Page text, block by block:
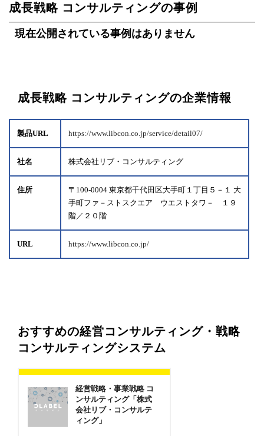
成長戦略 コンサルティングの事例
現在公開されている事例はありません
成長戦略 コンサルティングの企業情報
製品URL https://www.libcon.co.jp/service/detail07/
社名 株式会社リブ・コンサルティング
住所
〒100-0004 東京都千代田区大手町１丁目５－１ 大
手町ファ－ストスクエア ウエストタワ－ １９
階／２０階
URL https://www.libcon.co.jp/
おすすめの経営コンサルティング・戦略
コンサルティングシステム
経営戦略・事業戦略 コ
ンサルティング「株式
会社リブ・コンサルテ
ィング」